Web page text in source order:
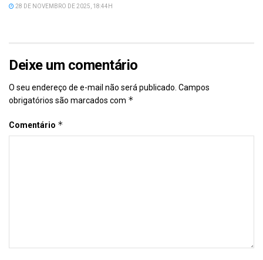
28 DE NOVEMBRO DE 2025, 18:44H
Deixe um comentário
O seu endereço de e-mail não será publicado. Campos
obrigatórios são marcados com *
Comentário *